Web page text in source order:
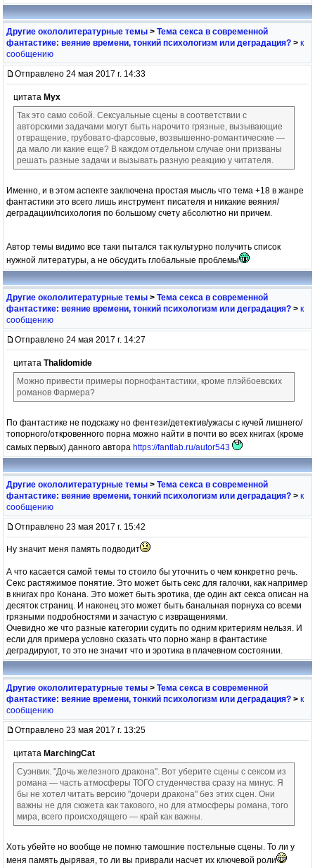
Другие окололитературные темы > Тема секса в современной
фантастике: веяние времени, тонкий психологизм или деградация? > к
сообщению
Отправлено 24 мая 2017 г. 14:33
цитата Мух
Так это само собой. Сексуальные сцены в соответствии с
авторскими задачами могут быть нарочито грязные, вызывающие
отвращение, грубовато-фарсовые, возвышенно-романтические —
да мало ли какие еще? В каждом отдельном случае они призваны
решать разные задачи и вызывать разную реакцию у читателя.
Именно, и в этом аспекте заключена простая мысль что тема +18 в жанре
фантастики это всего лишь инструмент писателя и никакие веяния/
деградации/психология по большому счету абсолютно ни причем.
Автор темы видимо все таки пытался так культурно получить список
нужной литературы, а не обсудить глобальные проблемы
Другие окололитературные темы > Тема секса в современной
фантастике: веяние времени, тонкий психологизм или деградация? > к
сообщению
Отправлено 24 мая 2017 г. 14:27
цитата Thalidomide
Можно привести примеры порнофантастики, кроме плэйбоевских
романов Фармера?
По фантастике не подскажу но фентези/детектив/ужасы с кучей лишнего/
топорного/откровенного порна можно найти в почти во всех книгах (кроме
самых первых) данного автора https://fantlab.ru/autor543
Другие окололитературные темы > Тема секса в современной
фантастике: веяние времени, тонкий психологизм или деградация? > к
сообщению
Отправлено 23 мая 2017 г. 15:42
Ну значит меня память подводит
А что касается самой темы то стоило бы уточнить о чем конкретно речь.
Секс растяжимое понятие. Это может быть секс для галочки, как например
в книгах про Конана. Это может быть эротика, где один акт секса описан на
десяток страниц. И наконец это может быть банальная порнуха со всеми
грязными подробностями и зачастую с извращениями.
Очевидно же что разные категории судить по одним критериям нельзя. И
если для примера условно сказать что порно жанр в фантастике
деградируют, то это не значит что и эротика в плачевном состоянии.
Другие окололитературные темы > Тема секса в современной
фантастике: веяние времени, тонкий психологизм или деградация? > к
сообщению
Отправлено 23 мая 2017 г. 13:25
цитата MarchingCat
Суэнвик. "Дочь железного дракона". Вот уберите сцены с сексом из
романа — часть атмосферы ТОГО студенчества сразу на минус. Я
бы не хотел читать версию "дочери дракона" без этих сцен. Они
важны не для сюжета как такового, но для атмосферы романа, того
мира, всего происходящего — край как важны.
Хоть убейте но вообще не помню тамошние постельные сцены. То ли у
меня память дырявая, то ли вы приврали насчет их ключевой роли